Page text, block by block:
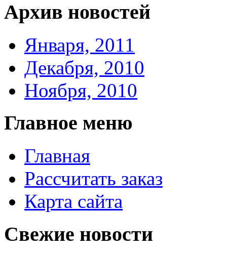
Архив новостей
Января, 2011
Декабря, 2010
Ноября, 2010
Главное меню
Главная
Рассчитать заказ
Карта сайта
Свежие новости